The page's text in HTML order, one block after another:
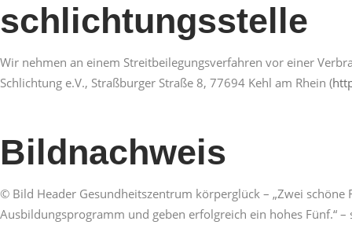
schlichtungs­stelle
Wir nehmen an einem Streitbeilegungsverfahren vor einer
Schlichtung e.V., Straßburger Straße 8, 77694 Kehl am Rhein (
Bildnachweis
© Bild Header Gesundheitszentrum körperglück – „Zwei
Ausbildungsprogramm und geben erfolgreich ein hohes Fünf.“